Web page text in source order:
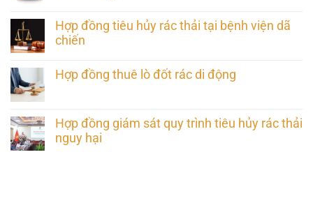
Hợp đồng tiêu hủy rác thải tại bệnh viện dã
chiến
Hợp đồng thuê lò đốt rác di động
Hợp đồng giám sát quy trình tiêu hủy rác thải
nguy hại